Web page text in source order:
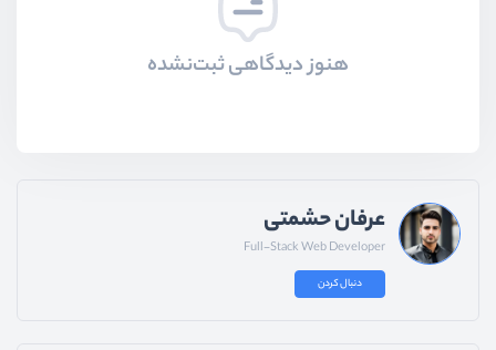
هنوز دیدگاهی ثبت‌نشده
عرفان حشمتی
Full-Stack Web Developer
دنبال کردن